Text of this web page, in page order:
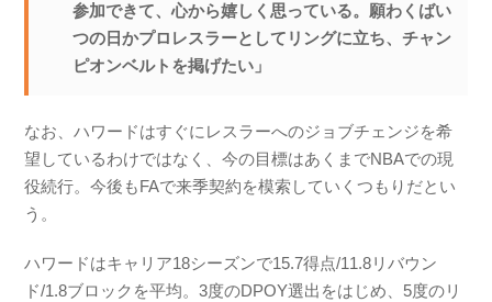
参加できて、心から嬉しく思っている。願わくばい
つの日かプロレスラーとしてリングに立ち、チャン
ピオンベルトを掲げたい」
なお、ハワードはすぐにレスラーへのジョブチェンジを希
望しているわけではなく、今の目標はあくまでNBAでの現
役続行。今後もFAで来季契約を模索していくつもりだとい
う。
ハワードはキャリア18シーズンで15.7得点/11.8リバウン
ド/1.8ブロックを平均。3度のDPOY選出をはじめ、5度のリ